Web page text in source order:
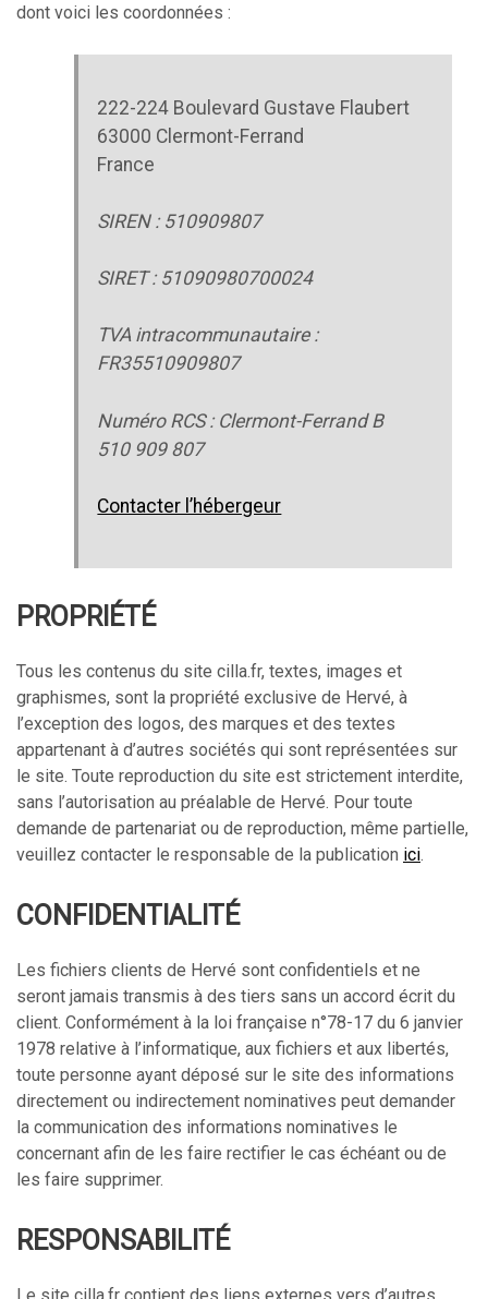
dont voici les coordonnées :
222-224 Boulevard Gustave Flaubert
63000 Clermont-Ferrand
France
SIREN : 510909807
SIRET : 51090980700024
TVA intracommunautaire :
FR35510909807
Numéro RCS : Clermont-Ferrand B
510 909 807
Contacter l’hébergeur
PROPRIÉTÉ
Tous les contenus du site cilla.fr, textes, images et
graphismes, sont la propriété exclusive de Hervé, à
l’exception des logos, des marques et des textes
appartenant à d’autres sociétés qui sont représentées sur
le site. Toute reproduction du site est strictement interdite,
sans l’autorisation au préalable de Hervé. Pour toute
demande de partenariat ou de reproduction, même partielle,
veuillez contacter le responsable de la publication ici.
CONFIDENTIALITÉ
Les fichiers clients de Hervé sont confidentiels et ne
seront jamais transmis à des tiers sans un accord écrit du
client. Conformément à la loi française n°78-17 du 6 janvier
1978 relative à l’informatique, aux fichiers et aux libertés,
toute personne ayant déposé sur le site des informations
directement ou indirectement nominatives peut demander
la communication des informations nominatives le
concernant afin de les faire rectifier le cas échéant ou de
les faire supprimer.
RESPONSABILITÉ